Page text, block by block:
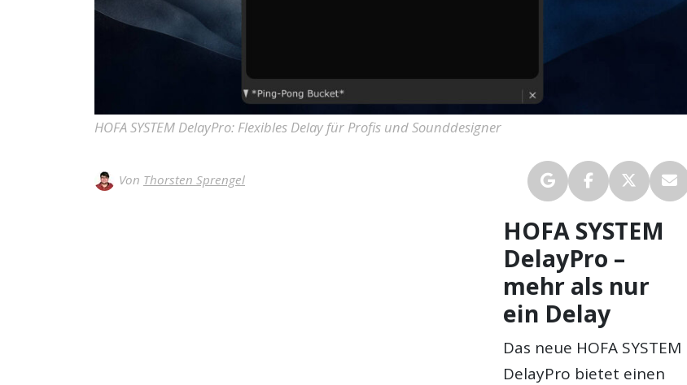
HOFA SYSTEM DelayPro: Flexibles Delay für Profis und Sounddesigner
Von Thorsten Sprengel
HOFA SYSTEM
DelayPro –
mehr als nur
ein Delay
Das neue HOFA SYSTEM
DelayPro bietet einen